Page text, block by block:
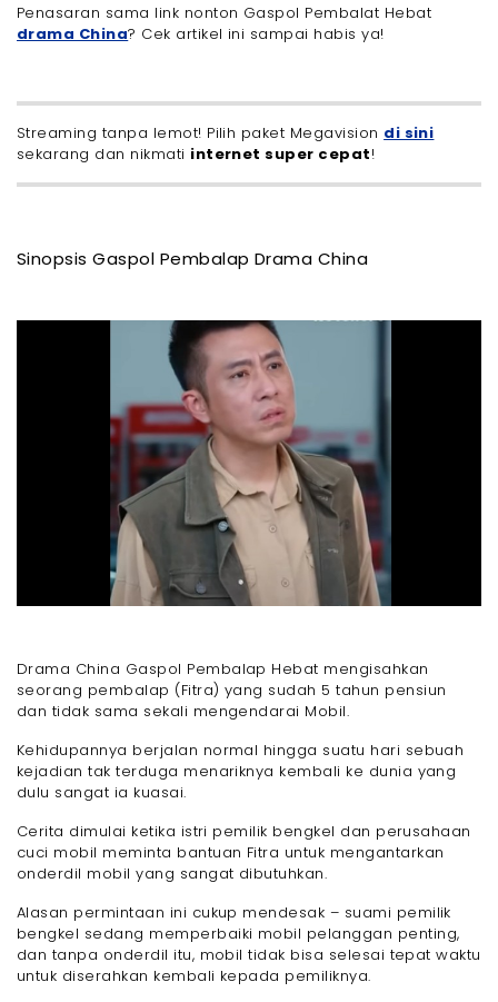
Akhir Kata
Penasaran sama link nonton Gaspol Pembalat Hebat
drama China? Cek artikel ini sampai habis ya!
Streaming tanpa lemot! Pilih paket Megavision di sini
sekarang dan nikmati internet super cepat!
Sinopsis Gaspol Pembalap Drama China
Drama China Gaspol Pembalap Hebat mengisahkan
seorang pembalap (Fitra) yang sudah 5 tahun pensiun
dan tidak sama sekali mengendarai Mobil.
Kehidupannya berjalan normal hingga suatu hari sebuah
kejadian tak terduga menariknya kembali ke dunia yang
dulu sangat ia kuasai.
Cerita dimulai ketika istri pemilik bengkel dan perusahaan
cuci mobil meminta bantuan Fitra untuk mengantarkan
onderdil mobil yang sangat dibutuhkan.
Alasan permintaan ini cukup mendesak – suami pemilik
bengkel sedang memperbaiki mobil pelanggan penting,
dan tanpa onderdil itu, mobil tidak bisa selesai tepat waktu
untuk diserahkan kembali kepada pemiliknya.